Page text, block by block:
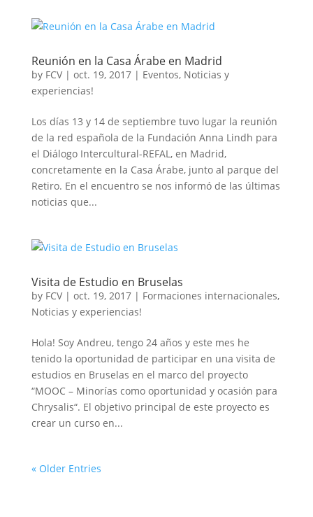
Reunión en la Casa Árabe en Madrid
by FCV| oct. 19, 2017| Eventos, Noticias y
experiencias!
Los días 13 y 14 de septiembre tuvo lugar la reunión
de la red española de la Fundación Anna Lindh para
el Diálogo Intercultural-REFAL, en Madrid,
concretamente en la Casa Árabe, junto al parque del
Retiro. En el encuentro se nos informó de las últimas
noticias que...
Visita de Estudio en Bruselas
by FCV| oct. 19, 2017| Formaciones internacionales,
Noticias y experiencias!
Hola! Soy Andreu, tengo 24 años y este mes he
tenido la oportunidad de participar en una visita de
estudios en Bruselas en el marco del proyecto
“MOOC – Minorías como oportunidad y ocasión para
Chrysalis“. El objetivo principal de este proyecto es
crear un curso en...
« Older Entries